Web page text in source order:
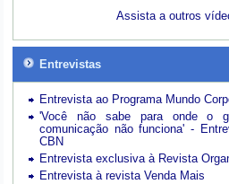
Assista a outros
Entrevistas
Entrevista ao Programa Mundo
'Você não sabe para onde o
comunicação não funciona' -
CBN
Entrevista exclusiva à Revista
Entrevista à revista Venda Mais